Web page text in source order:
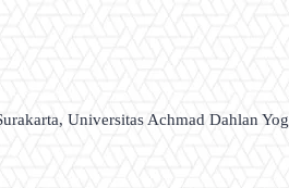
Universitas Achmad Dahlan